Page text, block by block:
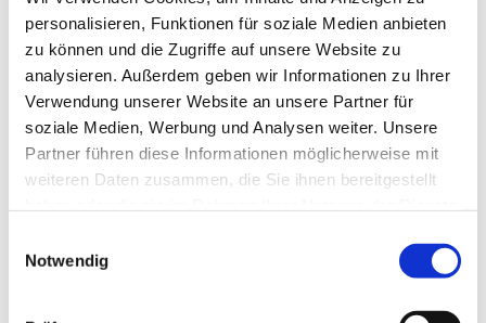
personalisieren, Funktionen für soziale Medien anbieten
zu können und die Zugriffe auf unsere Website zu
analysieren. Außerdem geben wir Informationen zu Ihrer
Verwendung unserer Website an unsere Partner für
soziale Medien, Werbung und Analysen weiter. Unsere
Partner führen diese Informationen möglicherweise mit
weiteren Daten zusammen, die Sie ihnen bereitgestellt
Notwendig
6. Nasat
2 2/3' Dulcian
8'
Trompet
e 8'
7. Mixtur
III-IV
Tremulant
8.
Trompet
e 8'
Koppeln:
Johann Sebastian Bach (1685-1750): Schmücke